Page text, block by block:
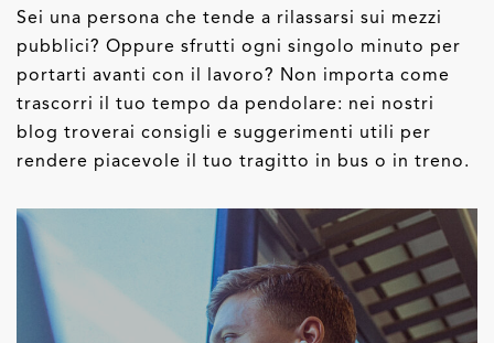
Sei una persona che tende a rilassarsi sui mezzi
pubblici? Oppure sfrutti ogni singolo minuto per
portarti avanti con il lavoro? Non importa come
trascorri il tuo tempo da pendolare: nei nostri
blog troverai consigli e suggerimenti utili per
rendere piacevole il tuo tragitto in bus o in treno.